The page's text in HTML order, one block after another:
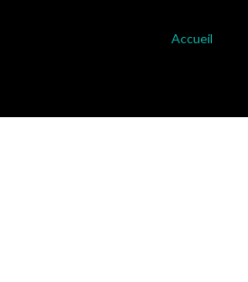
Accueil